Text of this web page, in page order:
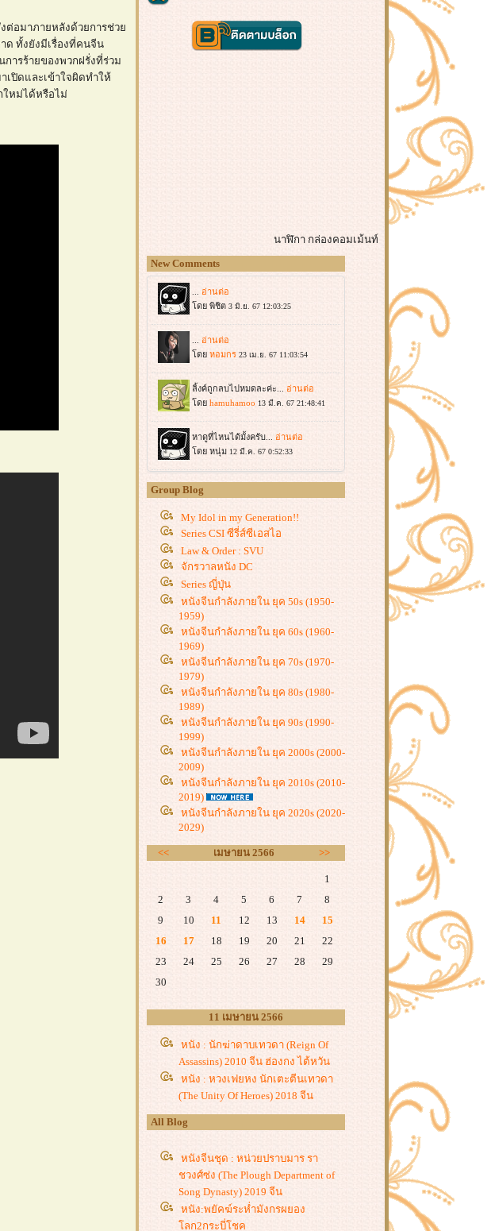
งต่อมาภายหลังด้วยการช่ว
ด ทั้งยังมีเรื่องที่คนจีน
ารร้ายของพวกฝรั่งที่ร่วม
เปิดและเข้าใจผิดทำให้
ใหม่ได้หรือไม่
นาฬิกา กล่องคอมเม้นท์
New Comments
Group Blog
My Idol in my Generation!!
Series CSI ซีรี่ส์ซีเอสไอ
Law & Order : SVU
จักรวาลหนัง DC
Series ญี่ปุ่น
หนังจีนกำลังภายใน ยุค 50s (1950-
1959)
หนังจีนกำลังภายใน ยุค 60s (1960-
1969)
หนังจีนกำลังภายใน ยุค 70s (1970-
1979)
หนังจีนกำลังภายใน ยุค 80s (1980-
1989)
หนังจีนกำลังภายใน ยุค 90s (1990-
1999)
หนังจีนกำลังภายใน ยุค 2000s (2000-
2009)
หนังจีนกำลังภายใน ยุค 2010s (2010-
2019)
หนังจีนกำลังภายใน ยุค 2020s (2020-
2029)
<< เมษายน 2566 >>
1
2
3 4 5 6 7
8
9
10 11 12 13 14
15
16
17 18 19 20 21
22
23
24 25 26 27 28
29
30
11 เมษายน 2566
หนัง : นักฆ่าดาบเทวดา (Reign Of
Assassins) 2010 จีน ฮ่องกง ไต้หวัน
หนัง : หวงเฟยหง นักเตะตีนเทวดา
(The Unity Of Heroes) 2018 จีน
All Blog
หนังจีนชุด : หน่วยปราบมาร รา
ชวงศ์ซ่ง (The Plough Department of
Song Dynasty) 2019 จีน
หนัง:พยัคฆ์ระห่ำมังกรผยอง
ลก2กระบี่โชค